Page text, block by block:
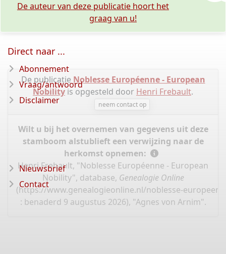
De auteur van deze publicatie hoort het
graag van u!
De publicatie Noblesse Européenne - European
Nobility is opgesteld door Henri Frebault.
neem contact op
Wilt u bij het overnemen van gegevens uit deze
stamboom alstublieft een verwijzing naar de
herkomst opnemen:
Henri Frebault, "Noblesse Européenne - European
Nobility", database, Genealogie Online
(https://www.genealogieonline.nl/noblesse-
: benaderd 9 augustus 2026), "Agnes von Arnim".
Direct naar ...
Abonnement
Vraag/antwoord
Disclaimer
Nieuwsbrief
Contact